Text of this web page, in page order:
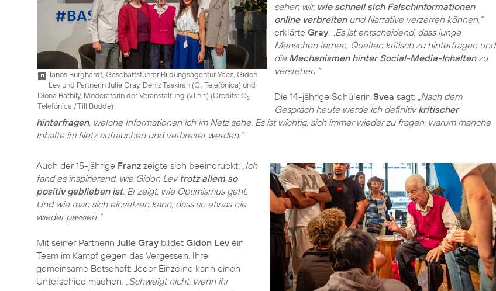
Janos Burghardt, Geschäftsführer Bildungsagentur Yaez, Gidon
Lev und Partnerin Julie Gray, Deniz Taskiran (O2Telefónica) und
Diona Bathily, Moderatorin der Veranstaltung (v.l.n.r.) (Credits: O2
Telefónica / Till Budde)
sehen wir, wie schnell sich Falschinformationen
online verbreitenund Narrative verzerren können,“
erklärte Gray. „Es ist entscheidend, dass junge
Menschen lernen, Quellen kritisch zu hinterfragen und
die Mechanismen hinter Social-Media-Inhaltenzu
verstehen.“
Die 14-jährige Schülerin Svea sagt: „Nach dem
Gespräch heute werde ich definitivkritischer
hinterfragen, welche Informationen ich im Netz sehe. Es ist wichtig, sich immer wieder zu fragen, warum manche
Inhalte im Netz auftauchen und verbreitet werden.“
Auch der 15-jährige Franz zeigte sich beeindruckt: „Ich
fand es inspirierend, wie Gidon Lev trotz allem so
positiv geblieben ist. Er zeigt, wie Optimismus geht.
Und wie man sich einsetzen kann, dass so etwas nie
wieder passiert.“
Mit seiner Partnerin Julie Gray bildet Gidon Lev ein
Team im Kampf gegen das Vergessen. Ihre
gemeinsame Botschaft: Jeder Einzelne kann einen
Unterschied machen. „Schweigt nicht, wenn ihr